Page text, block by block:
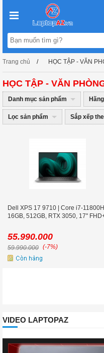
Trang chủ HỌC TẬP - VĂN
HỌC TẬP - VĂN
Danh mục sản phẩm
Lọc sản phẩm Sắp xếp
Dell XPS 17 9710 | Core i7-
16GB, 512GB, RTX 3050, 17''
55.990.000
59.990.000 (-7%)
VIDEO LAPTOPAZ